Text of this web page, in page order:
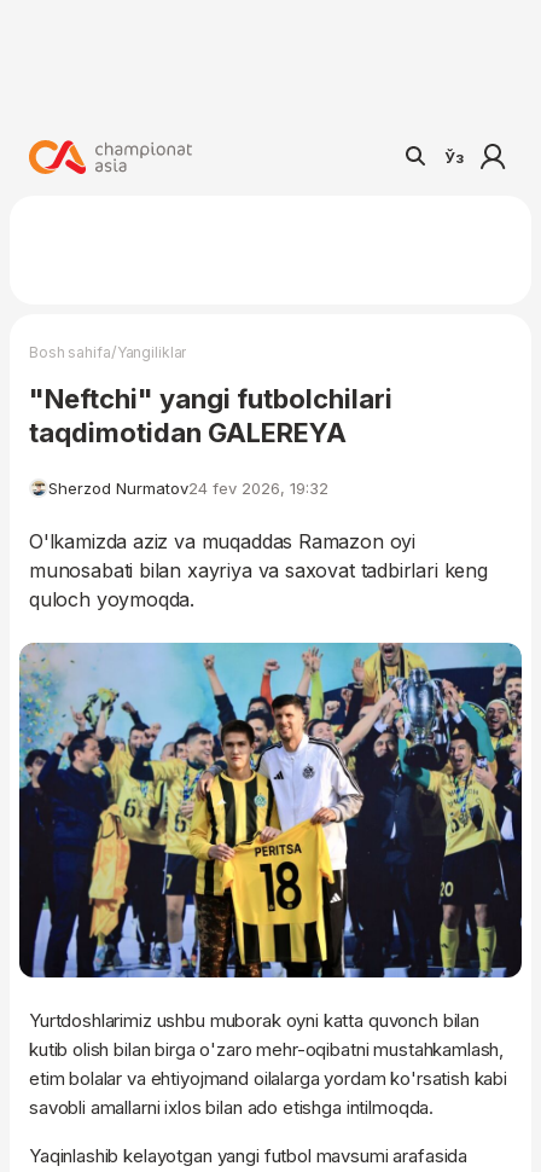
Ўз
Bosh sahifa/Yangiliklar
"Neftchi" yangi futbolchilari
taqdimotidan GALEREYA
Sherzod Nurmatov24 fev 2026, 19:32
O'lkamizda aziz va muqaddas Ramazon oyi
munosabati bilan xayriya va saxovat tadbirlari keng
quloch yoymoqda.
Yurtdoshlarimiz ushbu muborak oyni katta quvonch bilan
kutib olish bilan birga o'zaro mehr-oqibatni mustahkamlash,
etim bolalar va ehtiyojmand oilalarga yordam ko'rsatish kabi
savobli amallarni ixlos bilan ado etishga intilmoqda.
Yaqinlashib kelayotgan yangi futbol mavsumi arafasida